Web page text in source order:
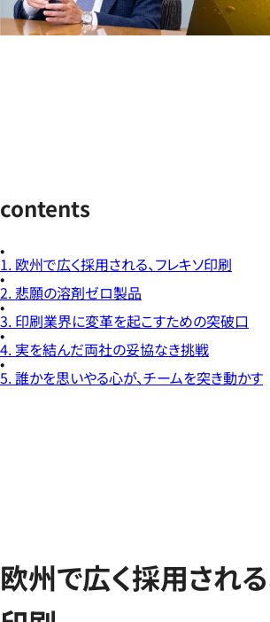
contents
1. 欧州で広く採用される、フレキソ印刷
2. 悲願の溶剤ゼロ製品
3. 印刷業界に変革を起こすための突破口
4. 実を結んだ両社の妥協なき挑戦
5. 誰かを思いやる心が、チームを突き動かす
欧州で広く採用される